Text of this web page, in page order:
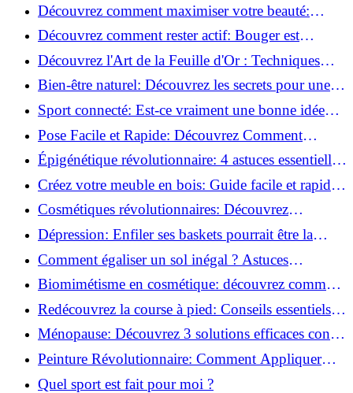
Découvrez comment maximiser votre beauté:
Astuces et secrets révélés!
Découvrez comment rester actif: Bouger est
toujours possible!
Découvrez l'Art de la Feuille d'Or : Techniques
Incontournables pour Réussir!
Bien-être naturel: Découvrez les secrets pour une
vie saine!
Sport connecté: Est-ce vraiment une bonne idée
pour vous?
Pose Facile et Rapide: Découvrez Comment
Monter des Carreaux de Béton Cellulaire!
Épigénétique révolutionnaire: 4 astuces essentielles
pour transformer votre bien-être!
Créez votre meuble en bois: Guide facile et rapide
pour débutants!
Cosmétiques révolutionnaires: Découvrez
comment les fermes verticales transforment la
beauté!
Dépression: Enfiler ses baskets pourrait être la
solution!
Comment égaliser un sol inégal ? Astuces
infaillibles pour réussir !
Biomimétisme en cosmétique: découvrez comment
la nature inspire l'avenir des soins beauté!
Redécouvrez la course à pied: Conseils essentiels
pour reprendre!
Ménopause: Découvrez 3 solutions efficaces contre
les bouffées de chaleur!
Peinture Révolutionnaire: Comment Appliquer
Deux Couleurs Sur Une Porte!
Quel sport est fait pour moi ?